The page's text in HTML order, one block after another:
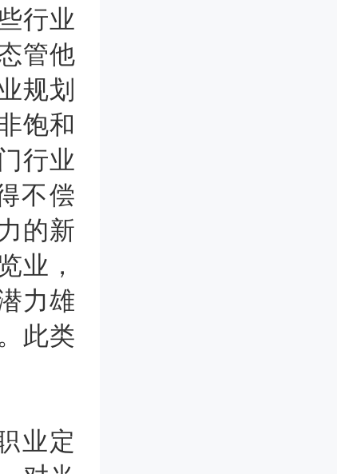
行业
管他
规划
饱和
行业
不偿
的新
业，
力雄
此类
业定